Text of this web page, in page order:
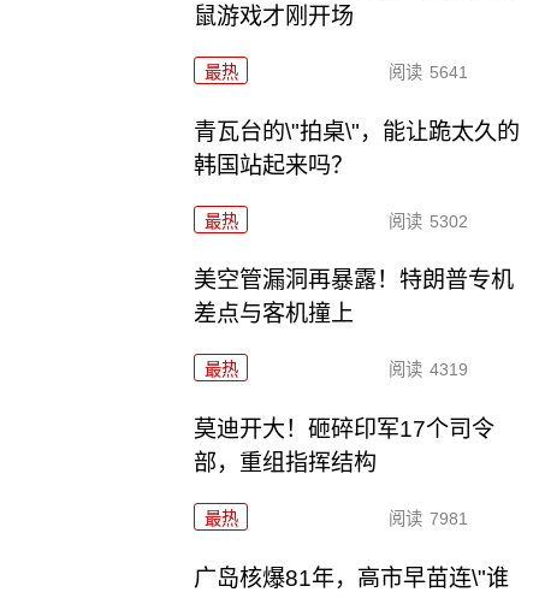
鼠游戏才刚开场
最热 阅读 5641
青瓦台的\"拍桌\"，能让跪太久的
韩国站起来吗？
最热 阅读 5302
美空管漏洞再暴露！特朗普专机
差点与客机撞上
最热 阅读 4319
莫迪开大！砸碎印军17个司令
部，重组指挥结构
最热 阅读 7981
广岛核爆81年，高市早苗连\"谁